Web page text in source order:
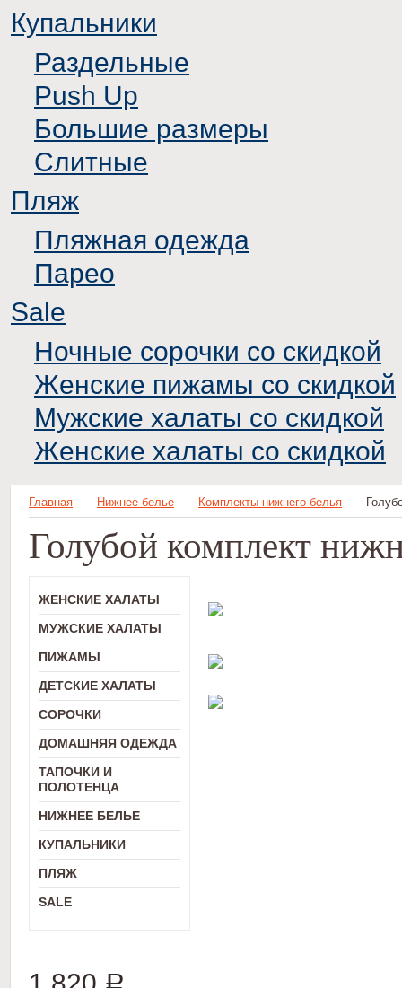
Купальники
Раздельные
Push Up
Большие размеры
Слитные
Пляж
Пляжная одежда
Парео
Sale
Ночные сорочки со скидкой
Женские пижамы со скидкой
Мужские халаты со скидкой
Женские халаты со скидкой
Главная Нижнее белье Комплекты нижнего белья
Голубой комплект
ЖЕНСКИЕ ХАЛАТЫ
МУЖСКИЕ ХАЛАТЫ
ПИЖАМЫ
ДЕТСКИЕ ХАЛАТЫ
СОРОЧКИ
ДОМАШНЯЯ ОДЕЖДА
ТАПОЧКИ И
ПОЛОТЕНЦА
НИЖНЕЕ БЕЛЬЕ
КУПАЛЬНИКИ
ПЛЯЖ
SALE
Р